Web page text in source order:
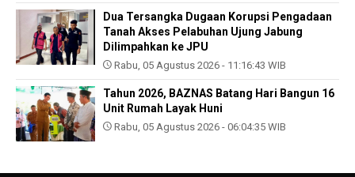
Dua Tersangka Dugaan Korupsi Pengadaan
Tanah Akses Pelabuhan Ujung Jabung
Dilimpahkan ke JPU
Rabu, 05 Agustus 2026 - 11:16:43 WIB
Tahun 2026, BAZNAS Batang Hari Bangun 16
Unit Rumah Layak Huni
Rabu, 05 Agustus 2026 - 06:04:35 WIB